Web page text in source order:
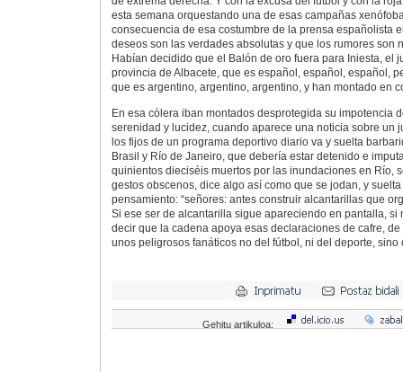
esta semana orquestando una de esas campañas
consecuencia de esa costumbre de la prensa españolista
deseos son las verdades absolutas y que los rumores son
Habían decidido que el Balón de oro fuera para Iniesta, el
provincia de Albacete, que es español, español, español,
que es argentino, argentino, argentino, y han montado en
En esa cólera iban montados desprotegida su impotencia
serenidad y lucidez, cuando aparece una noticia sobre un
los fijos de un programa deportivo diario va y suelta
Brasil y Río de Janeiro, que debería estar detenido e
quinientos dieciséis muertos por las inundaciones en Río,
gestos obscenos, dice algo así como que se jodan, y
pensamiento: “señores: antes construir alcantarillas que
Si ese ser de alcantarilla sigue apareciendo en pantalla, si
decir que la cadena apoya esas declaraciones de cafre,
unos peligrosos fanáticos no del fútbol, ni del deporte,
Gehitu artikuloa: